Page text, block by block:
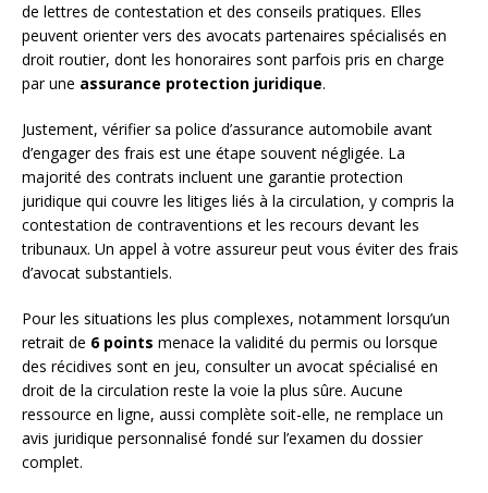
de lettres de contestation et des conseils pratiques. Elles
peuvent orienter vers des avocats partenaires spécialisés en
droit routier, dont les honoraires sont parfois pris en charge
par une assurance protection juridique.
Justement, vérifier sa police d’assurance automobile avant
d’engager des frais est une étape souvent négligée. La
majorité des contrats incluent une garantie protection
juridique qui couvre les litiges liés à la circulation, y compris la
contestation de contraventions et les recours devant les
tribunaux. Un appel à votre assureur peut vous éviter des frais
d’avocat substantiels.
Pour les situations les plus complexes, notamment lorsqu’un
retrait de 6 points menace la validité du permis ou lorsque
des récidives sont en jeu, consulter un avocat spécialisé en
droit de la circulation reste la voie la plus sûre. Aucune
ressource en ligne, aussi complète soit-elle, ne remplace un
avis juridique personnalisé fondé sur l’examen du dossier
complet.